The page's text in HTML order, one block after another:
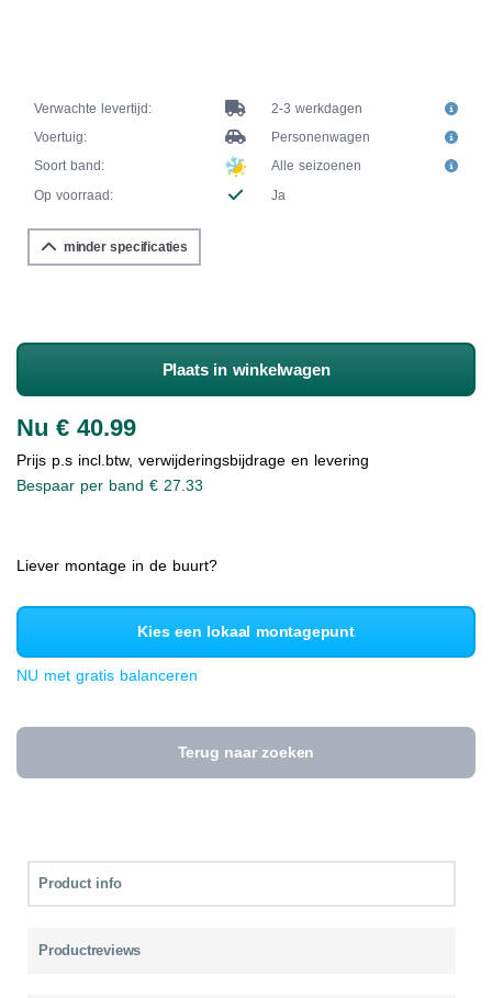
Verwachte levertijd:
2-3 werkdagen
Voertuig:
Personenwagen
Soort band:
Alle seizoenen
Op voorraad:
Ja
minder specificaties
Plaats in winkelwagen
Nu € 40.99
Prijs p.s incl.btw, verwijderingsbijdrage en levering
Bespaar per band € 27.33
Liever montage in de buurt?
Kies een lokaal montagepunt
NU met gratis balanceren
Terug naar zoeken
Product info
Productreviews